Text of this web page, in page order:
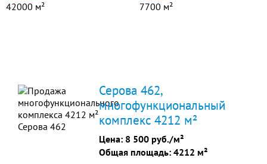
42000 м²
7700 м²
Серова 462,
многофункциональный
комплекс 4212 м²
Цена: 8 500 руб./м²
Общая площадь: 4212 м²